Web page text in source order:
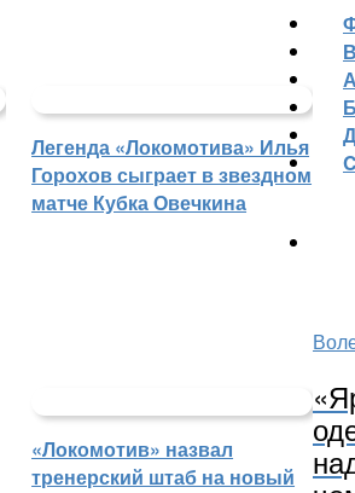
Легенда «Локомотива» Илья
Горохов сыграет в звездном
матче Кубка Овечкина
«Локомотив» назвал
тренерский штаб на новый